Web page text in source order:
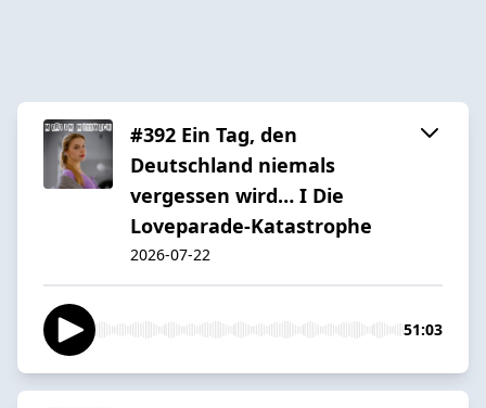
#392 Ein Tag, den
Deutschland niemals
vergessen wird… I Die
Loveparade-Katastrophe
2026-07-22
51:03